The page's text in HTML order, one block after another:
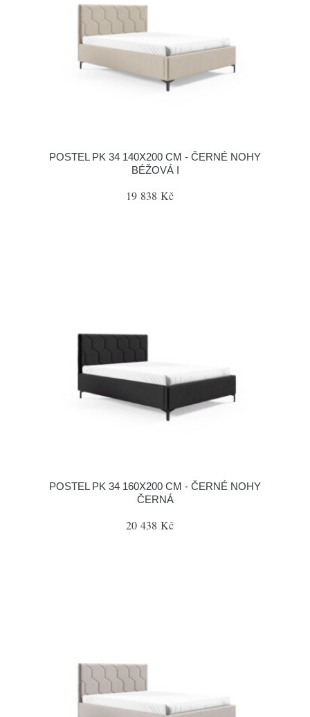
POSTEL PK 34 140X200 CM - ČERNÉ NOHY
BÉŽOVÁ I
19 838 Kč
POSTEL PK 34 160X200 CM - ČERNÉ NOHY
ČERNÁ
20 438 Kč